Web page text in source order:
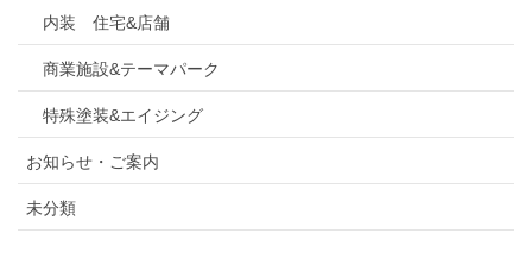
内装 住宅&店舗
商業施設&テーマパーク
特殊塗装&エイジング
お知らせ・ご案内
未分類